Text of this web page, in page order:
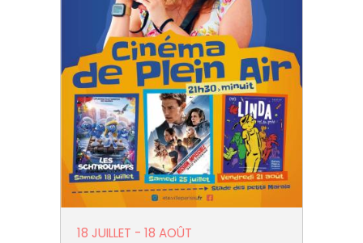
18 JUILLET - 18 AOÛT